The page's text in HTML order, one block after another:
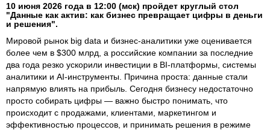
10 июня 2026 года в 12:00 (мск) пройдет круглый стол
"Данные как актив: как бизнес превращает цифры в деньги
и решения".
Мировой рынок big data и бизнес-аналитики уже оценивается
более чем в $300 млрд, а российские компании за последние
два года резко ускорили инвестиции в BI-платформы, системы
аналитики и AI-инструменты. Причина проста: данные стали
напрямую влиять на прибыль. Сегодня бизнесу недостаточно
просто собирать цифры — важно быстро понимать, что
происходит с продажами, клиентами, маркетингом и
эффективностью процессов, и принимать решения в режиме